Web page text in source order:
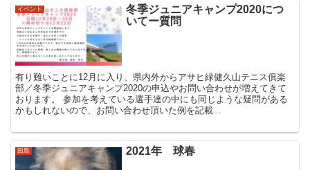
イベント
冬季ジュニアキャンプ2020につ
いてー質問
有り難いことに12月に入り、県内外からアサヒ緑健久山テニス俱楽
部／冬季ジュニアキャンプ2020の申込やお問い合わせが増えてきて
おります。 参加を考えている選手達の中にも同じような疑問がある
かもしれないので、お問い合わせ頂いた例を記載...
田島 2021年 球春